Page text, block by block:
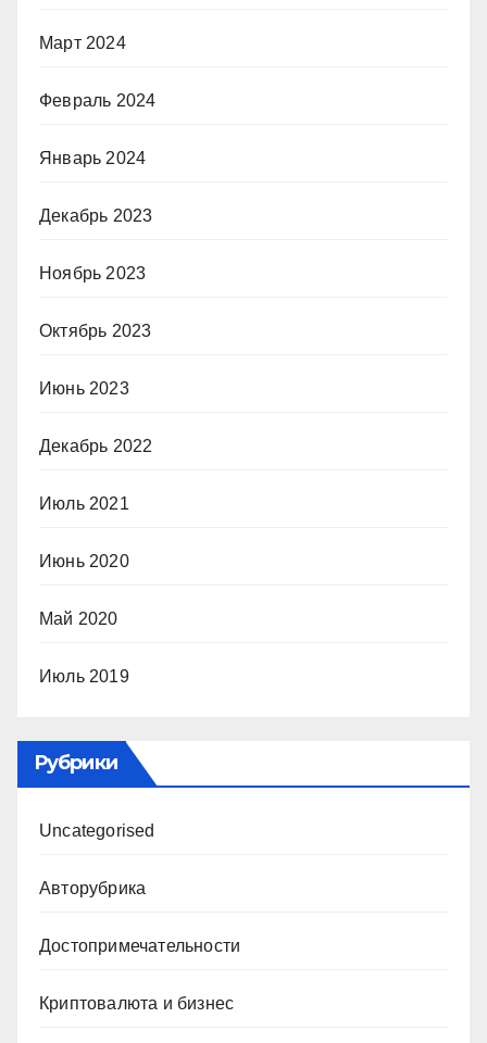
Март 2024
Февраль 2024
Январь 2024
Декабрь 2023
Ноябрь 2023
Октябрь 2023
Июнь 2023
Декабрь 2022
Июль 2021
Июнь 2020
Май 2020
Июль 2019
Рубрики
Uncategorised
Авторубрика
Достопримечательности
Криптовалюта и бизнес